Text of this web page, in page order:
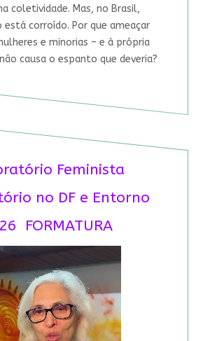
coletividade. Mas, no Brasil,
está corroído. Por que ameaçar
e minorias – e à própria
causa o espanto que deveria?
Feminista
no DF e Entorno
FORMATURA